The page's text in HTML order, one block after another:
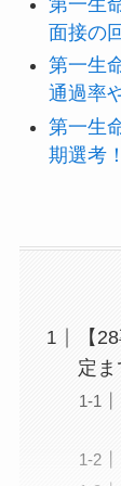
面接の
第一生
通過率
第一生
期選考
【
定